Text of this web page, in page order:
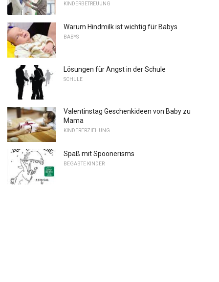
KINDERBETREUUNG
Warum Hindmilk ist wichtig für Babys
BABYS
Lösungen für Angst in der Schule
SCHULE
Valentinstag Geschenkideen von Baby zu
Mama
KINDERERZIEHUNG
Spaß mit Spoonerisms
BEGABTE KINDER